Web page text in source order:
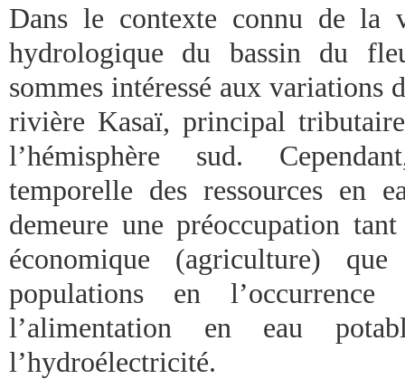
Dans le contexte connu de la
hydrologique du bassin du
sommes intéressé aux variations
rivière Kasaï, principal
l’hémisphère sud.
temporelle des ressources en
demeure une préoccupation
économique (agriculture)
populations en
l’alimentation en eau
l’hydroélectricité.